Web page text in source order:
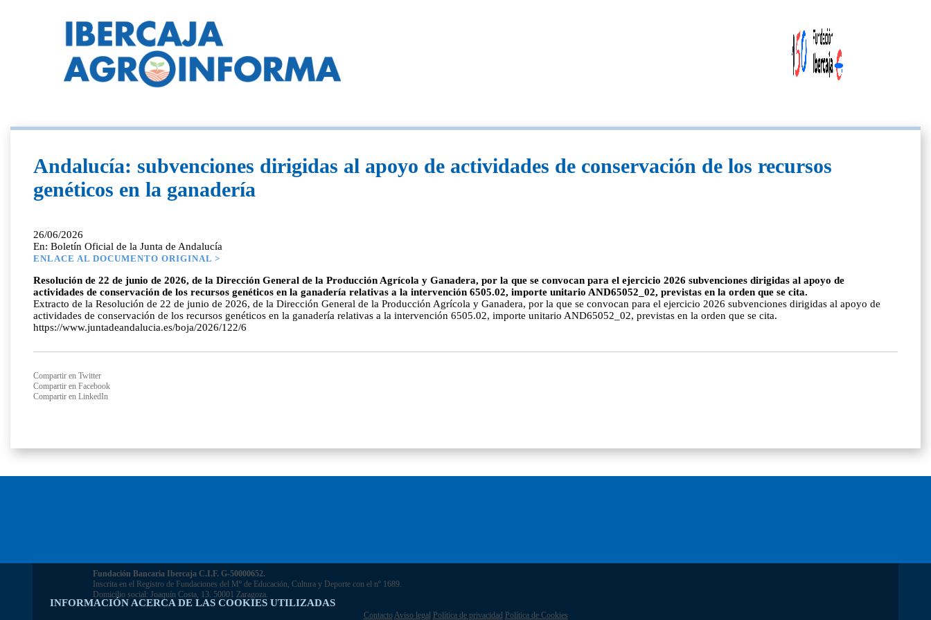
INFORMACIÓN ACERCA DE LAS COOKIES UTILIZADAS
Andalucía: subvenciones dirigidas al apoyo de actividades de conservación de los recursos
genéticos en la ganadería
26/06/2026
En: Boletín Oficial de la Junta de Andalucía
ENLACE AL DOCUMENTO ORIGINAL >
Resolución de 22 de junio de 2026, de la Dirección General de la Producción Agrícola y Ganadera, por la que se convocan para el ejercicio 2026 subvenciones dirigidas al apoyo de
actividades de conservación de los recursos genéticos en la ganadería relativas a la intervención 6505.02, importe unitario AND65052_02, previstas en la orden que se cita.
Extracto de la Resolución de 22 de junio de 2026, de la Dirección General de la Producción Agrícola y Ganadera, por la que se convocan para el ejercicio 2026 subvenciones dirigidas al apoyo de
actividades de conservación de los recursos genéticos en la ganadería relativas a la intervención 6505.02, importe unitario AND65052_02, previstas en la orden que se cita.
https://www.juntadeandalucia.es/boja/2026/122/6
Compartir en Twitter
Compartir en Facebook
Compartir en LinkedIn
Fundación Bancaria Ibercaja C.I.F. G-50000652.
Inscrita en el Registro de Fundaciones del Mº de Educación, Cultura y Deporte con el nº 1689.
Domicilio social: Joaquín Costa, 13. 50001 Zaragoza.
Contacto Aviso legal Política de privacidad Política de Cookies